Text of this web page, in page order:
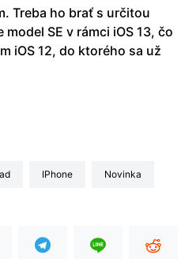
Treba ho brať s určitou
SE v rámci iOS 13, čo
iOS 12, do ktorého sa už
iPhone Novinka